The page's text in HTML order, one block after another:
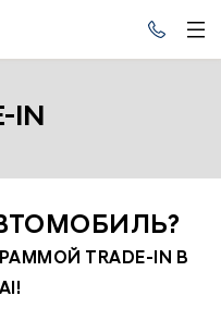
IN
TRADE-IN В